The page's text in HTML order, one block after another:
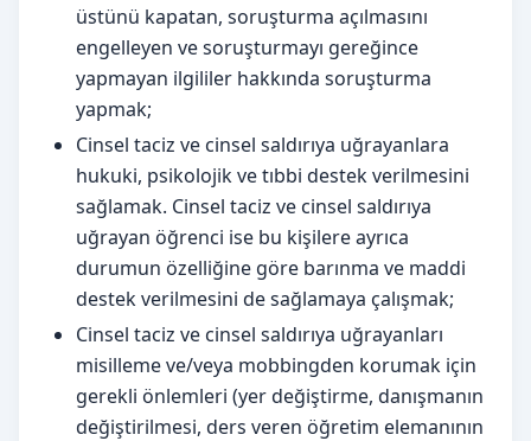
üstünü kapatan, soruşturma açılmasını
engelleyen ve soruşturmayı gereğince
yapmayan ilgililer hakkında soruşturma
yapmak;
Cinsel taciz ve cinsel saldırıya uğrayanlara
hukuki, psikolojik ve tıbbi destek verilmesini
sağlamak. Cinsel taciz ve cinsel saldırıya
uğrayan öğrenci ise bu kişilere ayrıca
durumun özelliğine göre barınma ve maddi
destek verilmesini de sağlamaya çalışmak;
Cinsel taciz ve cinsel saldırıya uğrayanları
misilleme ve/veya mobbingden korumak için
gerekli önlemleri (yer değiştirme, danışmanın
değiştirilmesi, ders veren öğretim elemanının